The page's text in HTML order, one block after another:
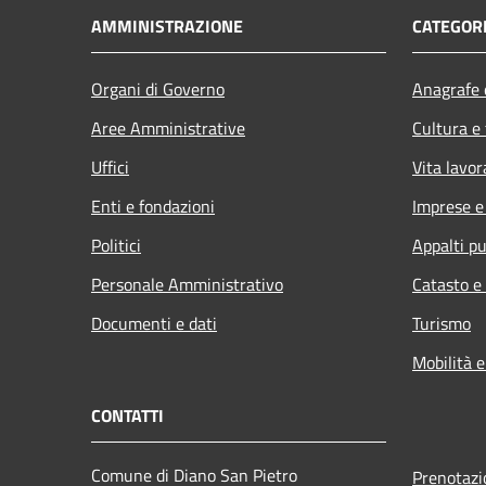
AMMINISTRAZIONE
Organi di Governo
Aree Amministrative
Uffici
Enti e fondazioni
Politici
Personale Amministrativo
Documenti e dati
Cultura
Vita
Imprese
Appalti
Catasto
Turismo
Mobilità
CONTATTI
Comune di Diano San Pietro